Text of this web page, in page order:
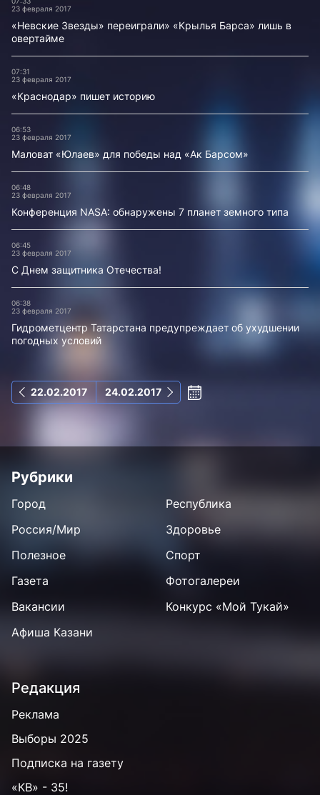
23 февраля 2017
«Невские Звезды» переиграли» «Крылья Барса» лишь в
овертайме
07:31
23 февраля 2017
«Краснодар» пишет историю
06:53
23 февраля 2017
Маловат «Юлаев» для победы над «Ак Барсом»
06:48
23 февраля 2017
Конференция NASA: обнаружены 7 планет земного типа
06:45
23 февраля 2017
С Днем защитника Отечества!
06:38
23 февраля 2017
Гидрометцентр Татарстана предупреждает об ухудшении
погодных условий
22.02.2017 24.02.2017
Рубрики
Город
Республика
Россия/Мир
Здоровье
Полезное
Спорт
Газета
Фотогалереи
Вакансии
Конкурс «Мой Тукай»
Афиша Казани
Редакция
Реклама
Выборы 2025
Подписка на газету
«КВ» - 35!